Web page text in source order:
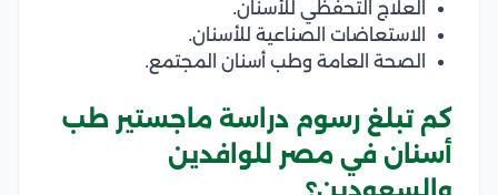
العلاج التحفظي للأسنان.
الاستعاضات الصناعية للأسنان.
الصحة العامة وطب أسنان المجتمع.
كم تبلغ رسوم دراسة ماجستير طب
أسنان في مصر للوافدين